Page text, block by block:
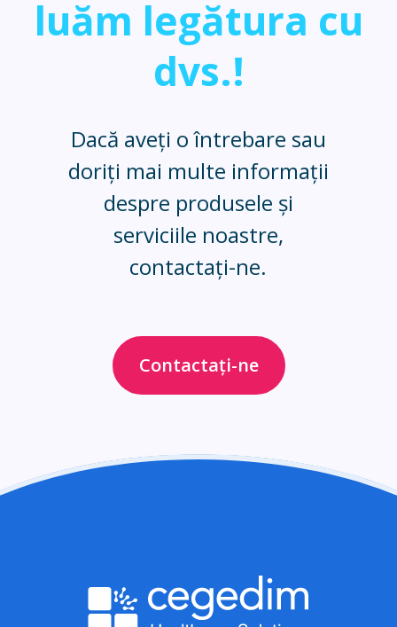
luăm legătura cu
dvs.!
Dacă aveți o întrebare sau
doriți mai multe informații
despre produsele și
serviciile noastre,
contactați-ne.
Contactați-ne